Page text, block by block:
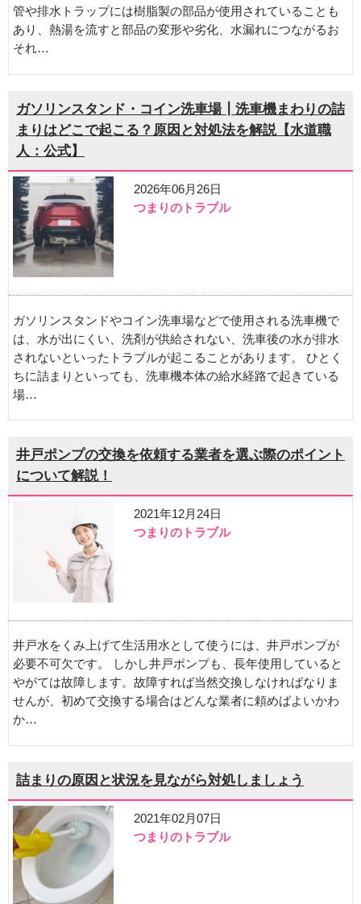
管や排水トラップには樹脂製の部品が使用されていることも
あり、熱湯を流すと部品の変形や劣化、水漏れにつながるお
それ…
ガソリンスタンド・コイン洗車場┃洗車機まわりの詰
まりはどこで起こる？原因と対処法を解説【水道職
人：公式】
2026年06月26日
つまりのトラブル
ガソリンスタンドやコイン洗車場などで使用される洗車機で
は、水が出にくい、洗剤が供給されない、洗車後の水が排水
されないといったトラブルが起こることがあります。 ひとく
ちに詰まりといっても、洗車機本体の給水経路で起きている
場…
井戸ポンプの交換を依頼する業者を選ぶ際のポイント
について解説！
2021年12月24日
つまりのトラブル
井戸水をくみ上げて生活用水として使うには、井戸ポンプが
必要不可欠です。 しかし井戸ポンプも、長年使用していると
やがては故障します。故障すれば当然交換しなければなりま
せんが、初めて交換する場合はどんな業者に頼めばよいかわ
か…
詰まりの原因と状況を見ながら対処しましょう
2021年02月07日
つまりのトラブル